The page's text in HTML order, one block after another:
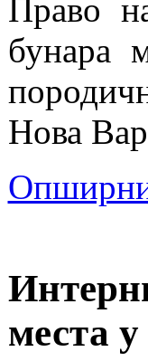
Право
бунара
Нова
места